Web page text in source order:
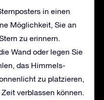
in einen
Möglichkeit, Sie an
zu erinnern.
Wand oder legen Sie
das Himmels-
zu platzieren,
verblassen können.